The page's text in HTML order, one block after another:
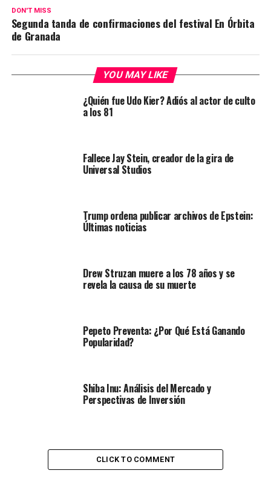
DON'T MISS
Segunda tanda de confirmaciones del festival En Órbita
de Granada
YOU MAY LIKE
¿Quién fue Udo Kier? Adiós al actor de culto
a los 81
Fallece Jay Stein, creador de la gira de
Universal Studios
Trump ordena publicar archivos de Epstein:
Últimas noticias
Drew Struzan muere a los 78 años y se
revela la causa de su muerte
Pepeto Preventa: ¿Por Qué Está Ganando
Popularidad?
Shiba Inu: Análisis del Mercado y
Perspectivas de Inversión
CLICK TO COMMENT